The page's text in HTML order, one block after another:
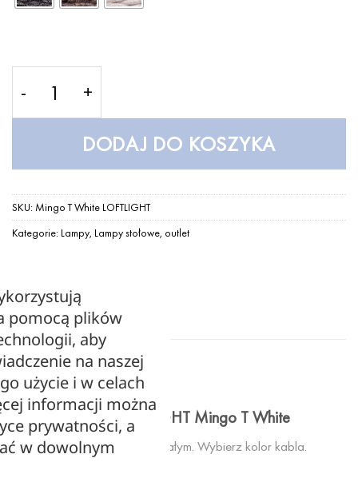
DODAJ DO KOSZYKA
SKU: Mingo T White LOFTLIGHT
Kategorie: Lampy, Lampy stołowe, outlet
OPIS
Lampa stołowa LOFTLIGHT Mingo T White
Lampa biurkowa w kolorze białym. Wybierz kolor kabla.
pomocą plików
aby
na naszej
użycie i w celach
informacji można
prywatności, a
w dowolnym